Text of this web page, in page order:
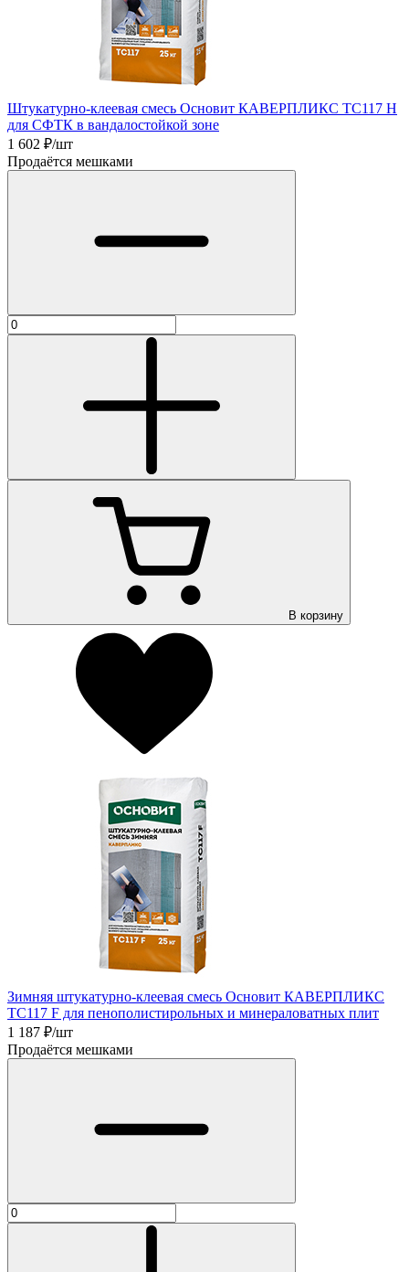
Штукатурно-клеевая смесь Основит КАВЕРПЛИКС TC117 Н
для СФТК в вандалостойкой зоне
1 602 ₽/шт
Продаётся мешками
В корзину
Зимняя штукатурно-клеевая смесь Основит КАВЕРПЛИКС
TC117 F для пенополистирольных и минераловатных плит
1 187 ₽/шт
Продаётся мешками